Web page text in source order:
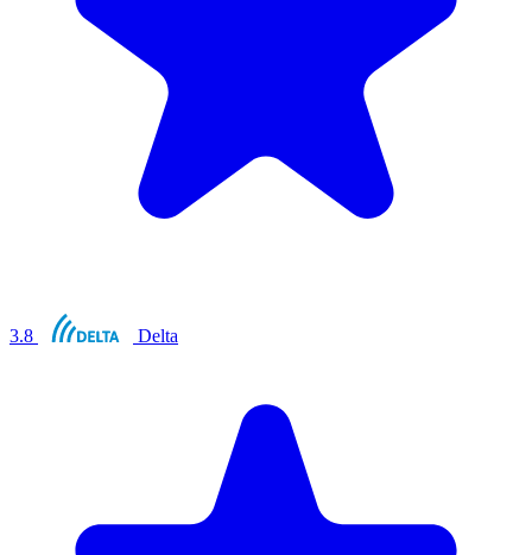
3.8 Delta